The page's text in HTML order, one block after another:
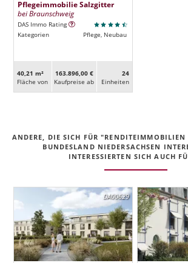
Pflegeimmobilie Salzgitter
bei Braunschweig
DAS Immo Rating
Kategorien
Pflege, Neubau
40,21 m²
Fläche von
163.896,00 €
Kaufpreise ab
24
Ein­heiten
ANDERE, DIE SICH FÜR
BUNDESLAND NIEDERSACHSEN
INTERESSIERTEN SICH AUCH
DA00629